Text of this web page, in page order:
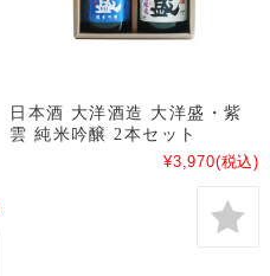
日本酒 大洋酒造 大洋盛・紫
雲 純米吟醸 2本セット
¥3,970(税込)